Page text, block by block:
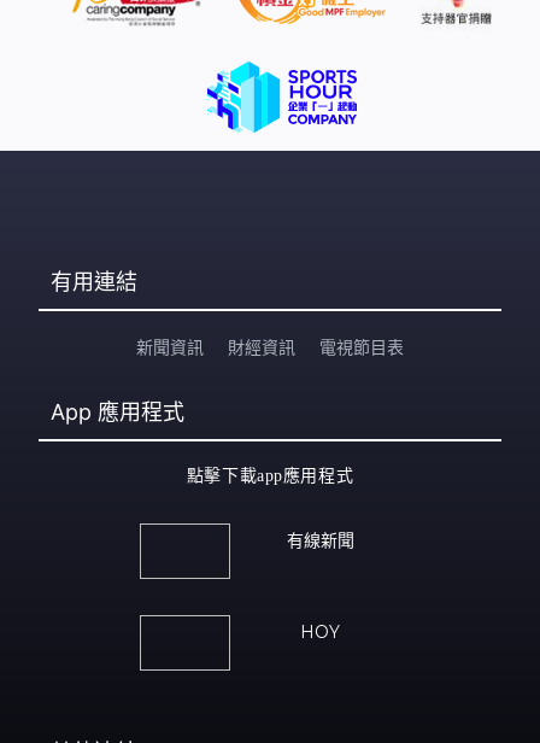
有用連結
新聞資訊 財經資訊 電視節目表
App 應用程式
點擊下載app應用程式
有線新聞
HOY